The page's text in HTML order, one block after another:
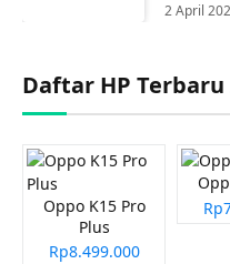
2 April
Daftar HP Terbaru
Oppo K15 Pro
Plus
Rp8.499.000